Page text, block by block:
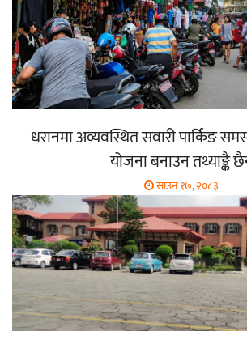
धरानमा अव्यवस्थित सवारी पार्किङ
योजना बनाउन तथ्याङ्कै
साउन १७, २०८३